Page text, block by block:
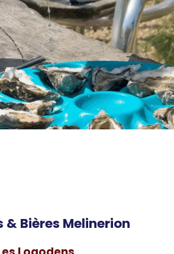
& Bières Melinerion